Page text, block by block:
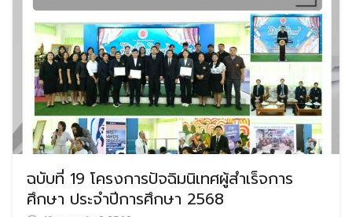
ฉบับที่ 19 โครงการปัจฉิมนิเทศผู้สำเร็จการ
ศึกษา ประจำปีการศึกษา 2568